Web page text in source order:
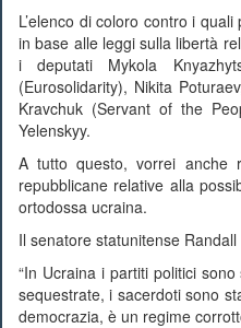
L’elenco di coloro contro i
in base alle leggi sulla libertà
i deputati Mykola
(Eurosolidarity), Nikita
Kravchuk (Servant of the
Yelenskyy.
A tutto questo, vorrei anche
repubblicane relative alla
ortodossa ucraina.
Il senatore statunitense
“In Ucraina i partiti politici
sequestrate, i sacerdoti sono
democrazia, è un regime